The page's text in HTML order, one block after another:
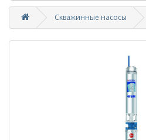
Скважинные насосы